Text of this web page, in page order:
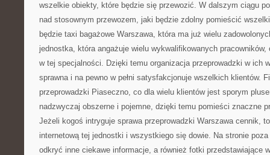
wszelkie obiekty, które będzie się przewozić. W dalszym ciągu
nad stosownym przewozem, jaki będzie zdolny pomieścić
będzie taxi bagażowe Warszawa, która ma już wielu
jednostka, która angażuje wielu wykwalifikowanych
w tej specjalności. Dzięki temu organizacja przeprowadzki w ich
sprawna i na pewno w pełni satysfakcjonuje wszelkich klientów.
przeprowadzki Piaseczno, co dla wielu klientów jest sporym
nadzwyczaj obszerne i pojemne, dzięki temu pomieści znaczne
Jeżeli kogoś intryguje sprawa przeprowadzki Warszawa cennik,
internetową tej jednostki i wszystkiego się dowie. Na stronie
odkryć inne ciekawe informacje, a również fotki przedstawiające